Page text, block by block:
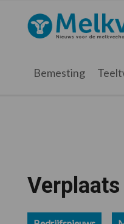
hoofdnavigatie
hoofd
eerste
voettekst
Melkveebedrijf.nl
Bemesting